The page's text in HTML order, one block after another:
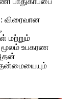
விரைவான
மற்றும்
உபகரண
தன்மையையும்